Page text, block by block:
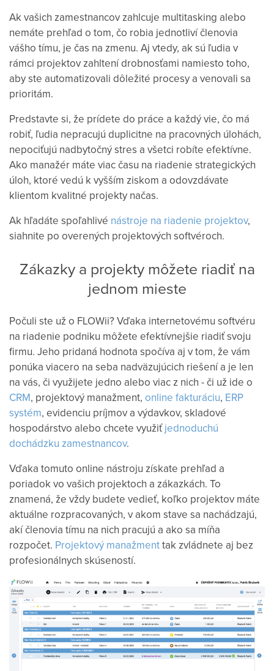
Ak vašich zamestnancov zahlcuje multitasking alebo
nemáte prehľad o tom, čo robia jednotliví členovia
vášho tímu, je čas na zmenu. Aj vtedy, ak sú ľudia v
rámci projektov zahltení drobnosťami namiesto toho,
aby ste automatizovali dôležité procesy a venovali sa
prioritám.
Predstavte si, že prídete do práce a každý vie, čo má
robiť, ľudia nepracujú duplicitne na pracovných úlohách,
nepociťujú nadbytočný stres a všetci robíte efektívne.
Ako manažér máte viac času na riadenie strategických
úloh, ktoré vedú k vyšším ziskom a odovzdávate
klientom kvalitné projekty načas.
Ak hľadáte spoľahlivé nástroje na riadenie projektov,
siahnite po overených projektových softvéroch.
Zákazky a projekty môžete riadiť na
jednom mieste
Počuli ste už o FLOWii? Vďaka internetovému softvéru
na riadenie podniku môžete efektívnejšie riadiť svoju
firmu. Jeho pridaná hodnota spočíva aj v tom, že vám
ponúka viacero na seba nadväzujúcich riešení a je len
na vás, či využijete jedno alebo viac z nich - či už ide o
CRM, projektový manažment, online fakturáciu, ERP
systém, evidenciu príjmov a výdavkov, skladové
hospodárstvo alebo chcete využiťjednoduchú
dochádzku zamestnancov.
Vďaka tomuto online nástroju získate prehľad a
poriadok vo vašich projektoch a zákazkách. To
znamená, že vždy budete vedieť, koľko projektov máte
aktuálne rozpracovaných, v akom stave sa nachádzajú,
akí členovia tímu na nich pracujú a ako sa míňa
rozpočet. Projektový manažmenttak zvládnete aj bez
profesionálnych skúseností.